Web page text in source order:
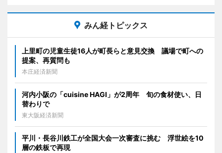
みん経トピックス
上里町の児童生徒16人が町長らと意見交換 議場で町への
提案、再質問も
本庄経済新聞
河内小阪の「cuisine HAGI」が2周年 旬の食材使い、日
替わりで
東大阪経済新聞
平川・長谷川鉄工が全国大会一次審査に挑む 浮世絵を10
層の鉄板で再現